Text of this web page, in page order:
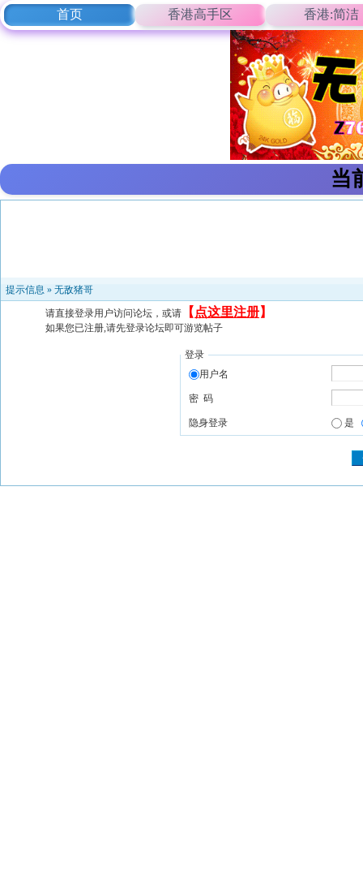
首页 香港高手区 香港:简洁
当
提示信息 » 无敌猪哥
请直接登录用户访问论坛，或请 【 点这里注册】
如果您已注册,请先登录论坛即可游览帖子
登录
用户名
密 码
隐身登录 是